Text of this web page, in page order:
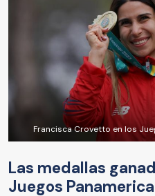
Francisca Crovetto en los
Las medallas
Juegos